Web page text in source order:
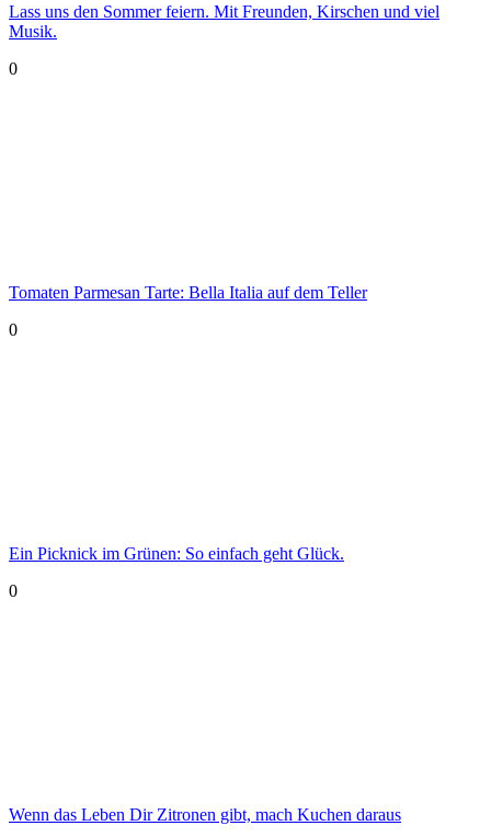
Lass uns den Sommer feiern. Mit Freunden, Kirschen und viel
Musik.
0
Tomaten Parmesan Tarte: Bella Italia auf dem Teller
0
Ein Picknick im Grünen: So einfach geht Glück.
0
Wenn das Leben Dir Zitronen gibt, mach Kuchen daraus